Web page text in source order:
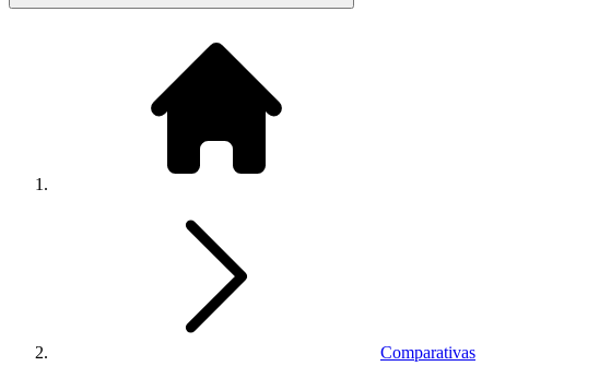
Comparativas